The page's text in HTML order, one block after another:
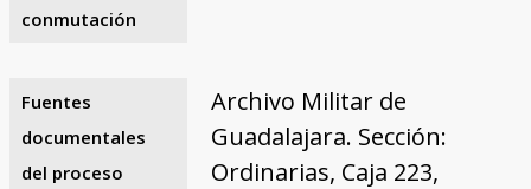
conmutación
Fuentes
documentales
del proceso
Archivo Militar de
Guadalajara. Sección:
Ordinarias, Caja 223,